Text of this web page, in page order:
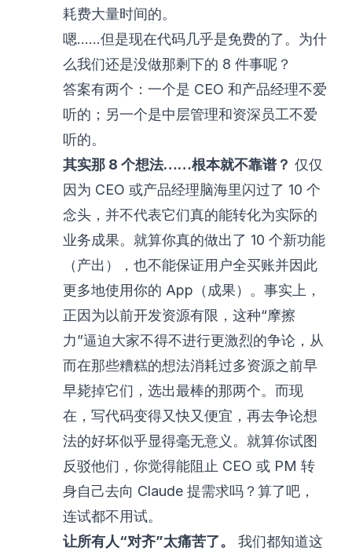
耗费大量时间的。
嗯……但是现在代码几乎是免费的了。为什
么我们还是没做那剩下的 8 件事呢？
答案有两个：一个是 CEO 和产品经理不爱
听的；另一个是中层管理和资深员工不爱
听的。
其实那 8 个想法……根本就不靠谱？ 仅仅
因为 CEO 或产品经理脑海里闪过了 10 个
念头，并不代表它们真的能转化为实际的
业务成果。就算你真的做出了 10 个新功能
（产出），也不能保证用户全买账并因此
更多地使用你的 App（成果）。事实上，
正因为以前开发资源有限，这种“摩擦
力”逼迫大家不得不进行更激烈的争论，从
而在那些糟糕的想法消耗过多资源之前早
早毙掉它们，选出最棒的那两个。而现
在，写代码变得又快又便宜，再去争论想
法的好坏似乎显得毫无意义。就算你试图
反驳他们，你觉得能阻止 CEO 或 PM 转
身自己去向 Claude 提需求吗？算了吧，
连试都不用试。
让所有人“对齐”太痛苦了。
我们都知道这